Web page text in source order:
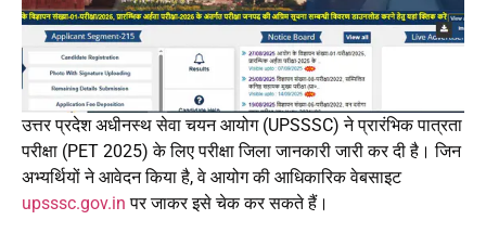
उत्तर प्रदेश अधीनस्थ सेवा चयन आयोग (UPSSSC) ने प्रारंभिक पात्रता
परीक्षा (PET 2025) के लिए परीक्षा जिला जानकारी जारी कर दी है। जिन
अभ्यर्थियों ने आवेदन किया है, वे आयोग की आधिकारिक वेबसाइट
upsssc.gov.in पर जाकर इसे चेक कर सकते हैं।